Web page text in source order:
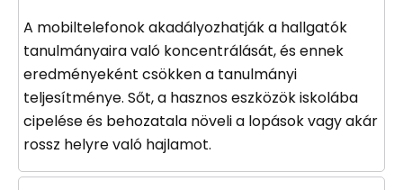
A mobiltelefonok akadályozhatják a hallgatók
tanulmányaira való koncentrálását, és ennek
eredményeként csökken a tanulmányi
teljesítménye. Sőt, a hasznos eszközök iskolába
cipelése és behozatala növeli a lopások vagy akár
rossz helyre való hajlamot.